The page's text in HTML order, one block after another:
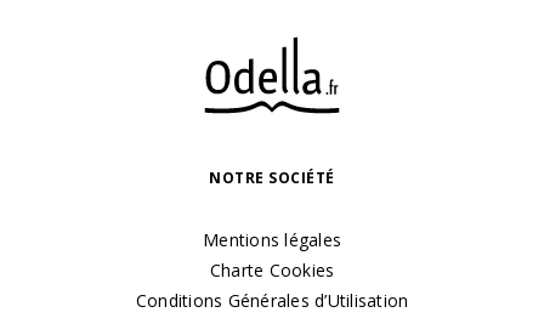
NOTRE SOCIÉTÉ
Mentions légales
Charte Cookies
Conditions Générales d’Utilisation